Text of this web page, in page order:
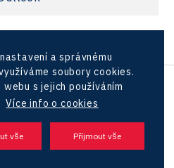
a správnému
soubory cookies.
webu s jejich používáním
Více info o cookies